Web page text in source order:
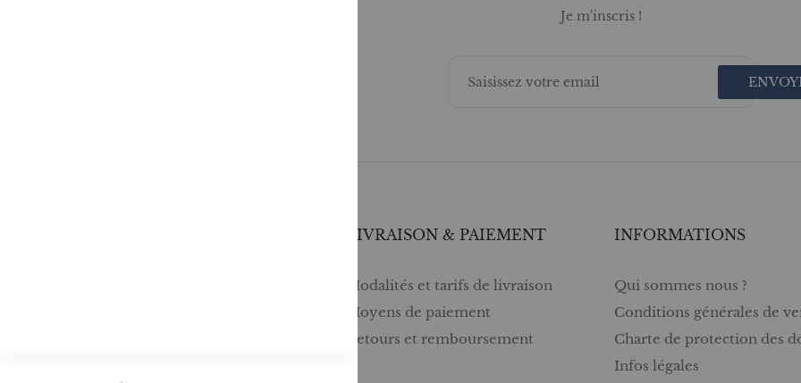
Je m'inscris !
LIVRAISON & PAIEMENT
Modalités et tarifs de livraison
Moyens de paiement
Retours et remboursement
INFORMATIONS
Qui sommes nous ?
Conditions générales de
Charte de protection des
Infos légales